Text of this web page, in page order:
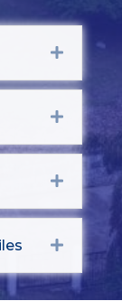
Expand
Expand
Expand
Expand